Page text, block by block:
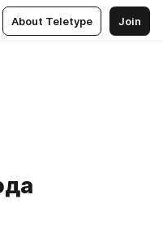
About Teletype Join